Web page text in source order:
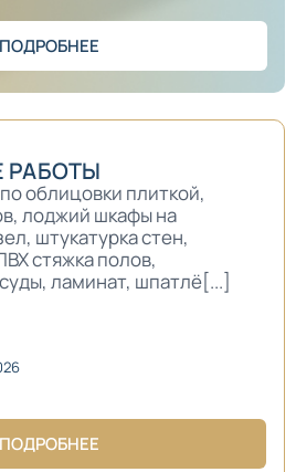
ПОДРОБНЕЕ
РАБОТЫ
облицовки плиткой,
лоджий шкафы на
штукатурка стен,
стяжка полов,
ламинат, шпатлё[...]
ПОДРОБНЕЕ